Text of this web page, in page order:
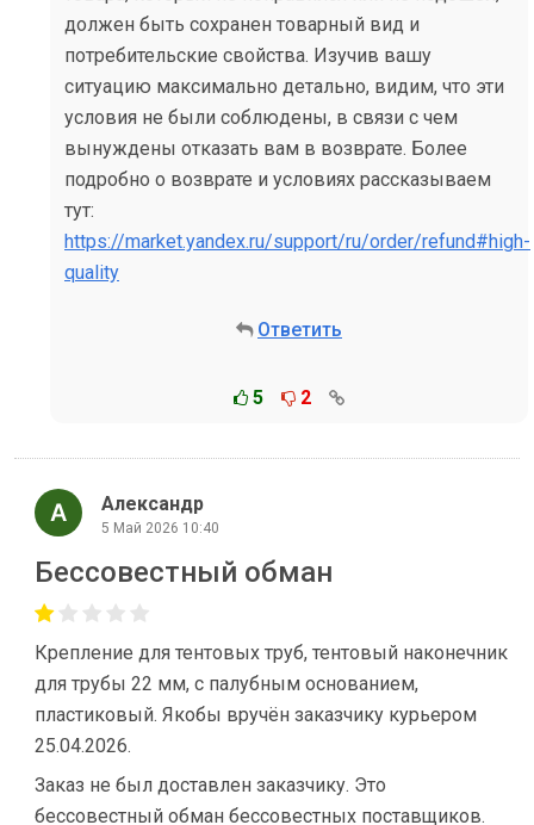
должен быть сохранен товарный вид и
потребительские свойства. Изучив вашу
ситуацию максимально детально, видим, что эти
условия не были соблюдены, в связи с чем
вынуждены отказать вам в возврате. Более
подробно о возврате и условиях рассказываем
тут:
https://market.yandex.ru/support/ru/order/refund#high-
quality
Ответить
5 2
Александр
5 Май 2026 10:40
Бессовестный обман
Крепление для тентовых труб, тентовый наконечник
для трубы 22 мм, с палубным основанием,
пластиковый. Якобы вручён заказчику курьером
25.04.2026.
Заказ не был доставлен заказчику. Это
бессовестный обман бессовестных поставщиков.